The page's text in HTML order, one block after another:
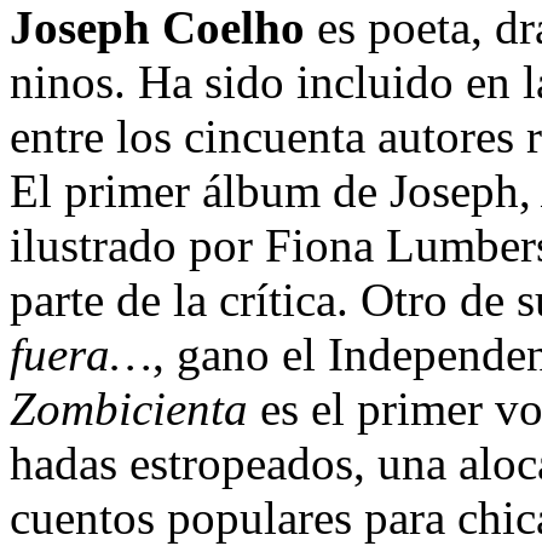
Joseph Coelho es poeta,
ninos. Ha sido incluido en
entre los cincuenta autores
El primer álbum de Joseph,
ilustrado por Fiona
parte de la crítica. Otro de
fuera…, gano el
Zombicienta es el primer
hadas estropeados, una
cuentos populares para